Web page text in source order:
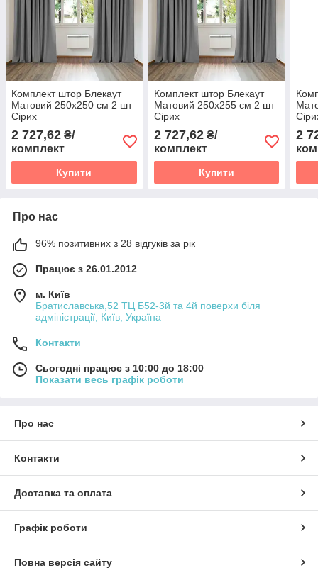
Комплект штор Блекаут
Матовий 250х250 см 2 шт
Сірих
2 727,62 ₴/
комплект
Купити
Комплект штор Блекаут
Матовий 250х255 см 2 шт
Сірих
2 727,62₴/
комплект
Купити
2
Про нас
96% позитивних з 28 відгуків за рік
Працює з 26.01.2012
м. Київ
Братиславська,52 ТЦ Б52-3й та 4й поверхи біля
адміністрації, Київ, Україна
Контакти
Сьогодні працює з 10:00 до 18:00
Показати весь графік роботи
Про нас
Контакти
Доставка та оплата
Графік роботи
Повна версія сайту